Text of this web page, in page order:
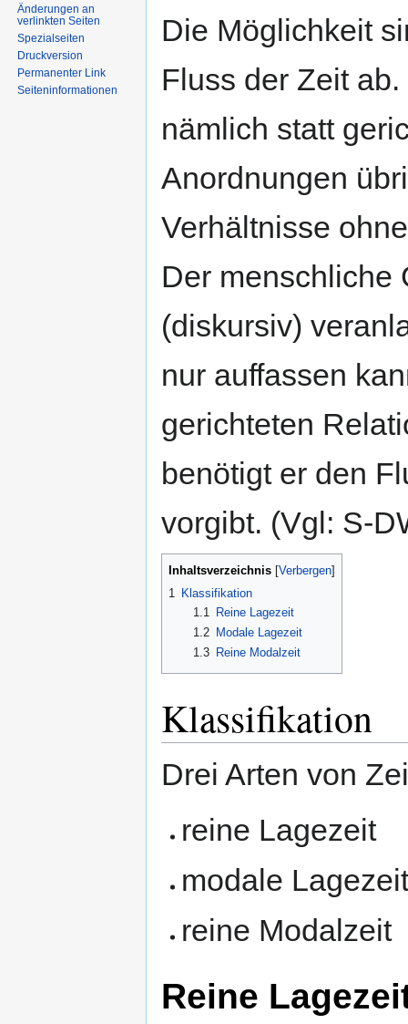
Die Möglichkeit
Fluss der Zeit
nämlich statt
Anordnungen
Verhältnisse
Der menschliche
(diskursiv)
nur auffassen
gerichteten
benötigt er den
vorgibt. (Vgl: S-
Inhaltsverzeichnis
1
Klassifikation
1.1
Reine Lagezeit
1.2
Modale Lagezeit
1.3
Reine Modalzeit
Klassifikation
Drei Arten von
reine Lagezeit
modale
reine Modalzeit
Reine
Änderungen an
verlinkten Seiten
Spezialseiten
Druckversion
Permanenter Link
Seiten­informationen